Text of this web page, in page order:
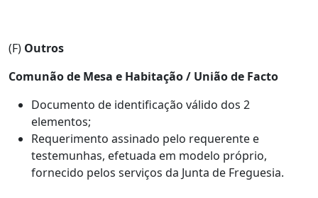
(F) Outros
Comunão de Mesa e Habitação / União de Facto
Documento de identificação válido dos 2
elementos;
Requerimento assinado pelo requerente e
testemunhas, efetuada em modelo próprio,
fornecido pelos serviços da Junta de Freguesia.